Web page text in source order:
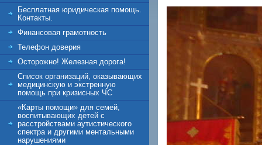
Бесплатная юридическая помощь.
Контакты.
Финансовая грамотность
Телефон доверия
Осторожно! Железная дорога!
Список организаций, оказывающих
медицинскую и экстренную
помощь при кризисных ЧС
«Карты помощи» для семей,
воспитывающих детей с
расстройствами аутистического
спектра и другими ментальными
нарушениями